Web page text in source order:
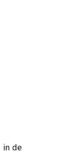
in de